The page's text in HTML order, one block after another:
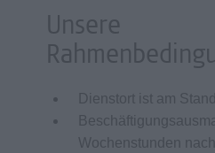
Unsere
Dienstort ist am
Wochenstunden